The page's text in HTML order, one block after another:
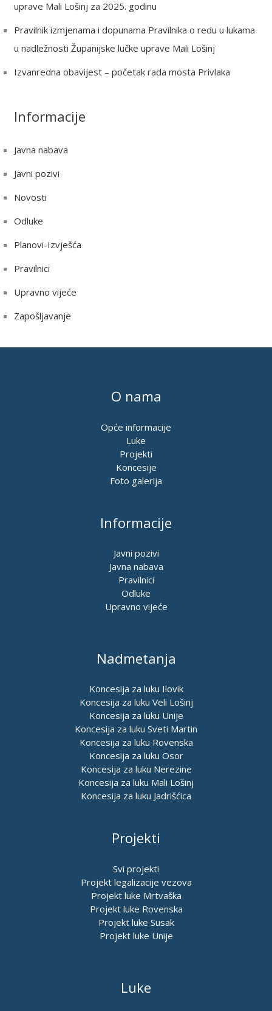
:uprave Mali Lošinj za 2025. godinu
Pravilnik izmjenama i dopunama Pravilnika o redu u lukama
u nadležnosti Županijske lučke uprave Mali Lošinj
Izvanredna obavijest – početak rada mosta Privlaka
Informacije
Javna nabava
Javni pozivi
Novosti
Odluke
Planovi-Izvješća
Pravilnici
Upravno vijeće
Zapošljavanje
O nama
Opće informacije
Luke
Projekti
Koncesije
Foto galerija
Informacije
Javni pozivi
Javna nabava
Pravilnici
Odluke
Upravno vijeće
Nadmetanja
Koncesija za luku Ilovik
Koncesija za luku Veli Lošinj
Koncesija za luku Unije
Koncesija za luku Sveti Martin
Koncesija za luku Rovenska
Koncesija za luku Osor
Koncesija za luku Nerezine
Koncesija za luku Mali Lošinj
Koncesija za luku Jadrišćica
Projekti
Svi projekti
Projekt legalizacije vezova
Projekt luke Mrtvaška
Projekt luke Rovenska
Projekt luke Susak
Projekt luke Unije
Luke